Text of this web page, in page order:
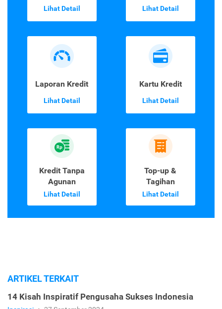
Lihat Detail Lihat Detail
Laporan Kredit
Lihat Detail
Kartu Kredit
Lihat Detail
Kredit Tanpa
Agunan
Lihat Detail
Top-up &
Tagihan
Lihat Detail
ARTIKEL TERKAIT
14 Kisah Inspiratif Pengusaha Sukses Indonesia